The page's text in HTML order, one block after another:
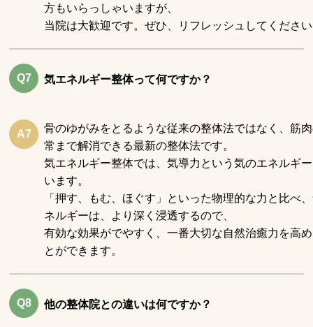
方もいらっしゃいますが、
当院は大歓迎です。ぜひ、リフレッシュしてくださ
Q7 気エネルギー整体って何ですか？
A7
骨のゆがみをとるような従来の整体法ではなく、筋
常まで解消できる最新の整体法です。
気エネルギー整体では、気導力という気のエネルギ
います。
「押す、もむ、ほぐす」といった物理的な力と比べ
ネルギーは、より深く浸透するので、
有効な効果がでやすく、一番大切な自然治癒力を高
とができます。
Q8 他の整体院との違いは何ですか？